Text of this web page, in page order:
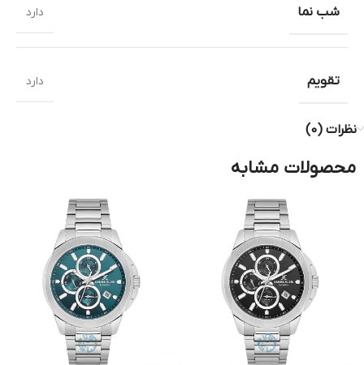
شب نما دارد
تقویم دارد
نظرات (0)
محصولات مشابه